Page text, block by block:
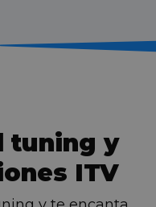
tuning y
ITV